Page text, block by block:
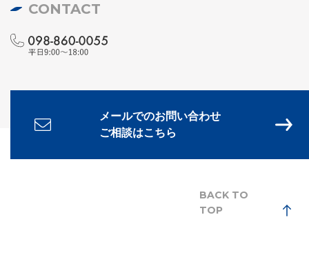
CONTACT
メールでのお問い合わせ
ご相談はこちら
BACK TO
TOP